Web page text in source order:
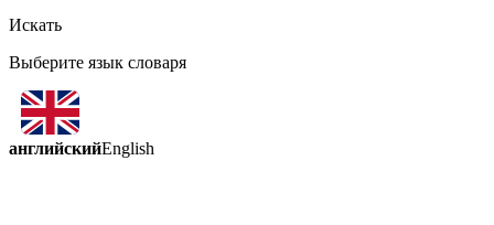
Искать
Выберите язык словаря
английскийEnglish